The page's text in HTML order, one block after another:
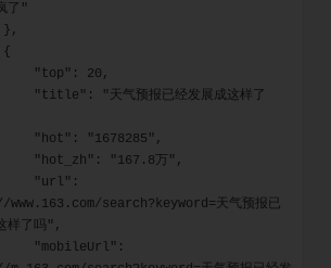
了"
        },
        {
            "top": 20,
            "hot": "1678285",
            "hot_zh": "167.8万",
search?keyword=天气预报已
样了吗",